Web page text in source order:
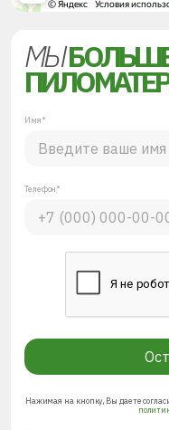
МЫ
Имя*
Телефон*
Нажимая на кнопку, Вы даете